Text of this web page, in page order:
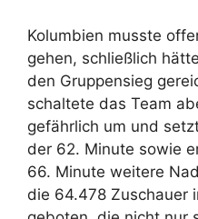
Kolumbien musste
gehen, schließlich
den Gruppensieg
schaltete das Team
gefährlich um und
der 62. Minute sowie
66. Minute weitere
die 64.478 Zuschauer